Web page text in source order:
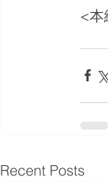
<本
Recent Posts